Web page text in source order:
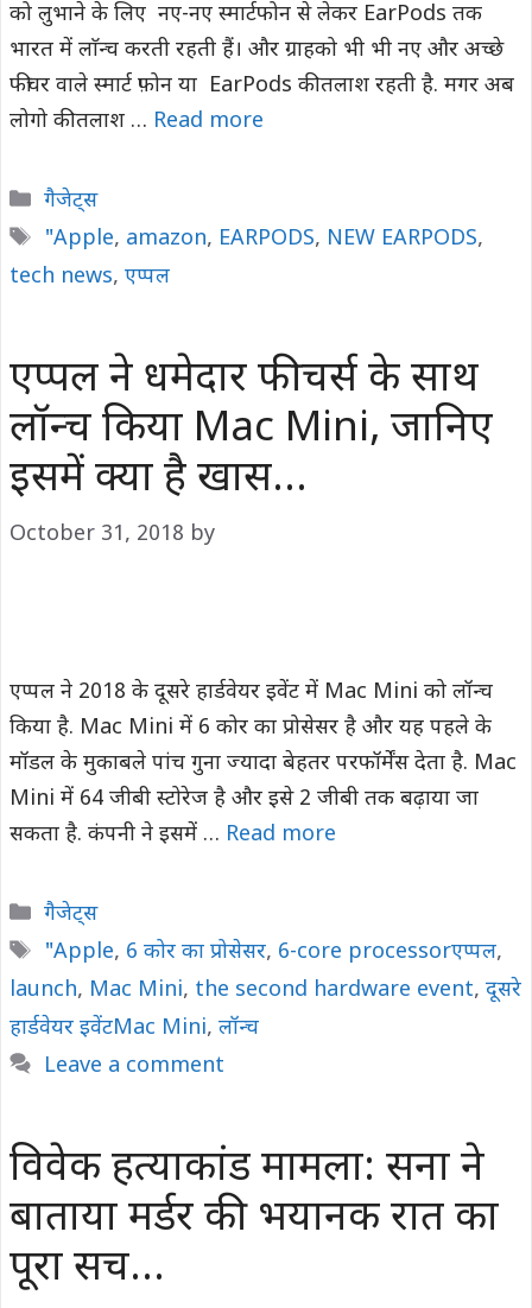
को लुभाने के लिए नए-नए स्मार्टफोन से लेकर EarPods तक
भारत में लाॅन्च करती रहती हैं। और ग्राहको भी भी नए और अच्छे
फीचर वाले स्मार्ट फ़ोन या EarPods की तलाश रहती है. मगर अब
लोगो की तलाश … Read more
Categories
गैजेट्स
Tags
"Apple, amazon, EARPODS, NEW EARPODS,
tech news, एप्पल
एप्पल ने धमेदार फीचर्स के साथ
लॉन्च किया Mac Mini, जानिए
इसमें क्या है खास…
October 31, 2018 by
एप्पल ने 2018 के दूसरे हार्डवेयर इवेंट में Mac Mini को लॉन्च
किया है. Mac Mini में 6 कोर का प्रोसेसर है और यह पहले के
मॉडल के मुकाबले पांच गुना ज्यादा बेहतर परफॉर्मेंस देता है. Mac
Mini में 64 जीबी स्टोरेज है और इसे 2 जीबी तक बढ़ाया जा
सकता है. कंपनी ने इसमें … Read more
Categories
गैजेट्स
Tags
"Apple, 6 कोर का प्रोसेसर, 6-core processorएप्पल,
launch, Mac Mini, the second hardware event, दूसरे
हार्डवेयर इवेंटMac Mini, लॉन्च
Leave a comment
विवेक हत्याकांड मामला: सना ने
बाताया मर्डर की भयानक रात का
पूरा सच…